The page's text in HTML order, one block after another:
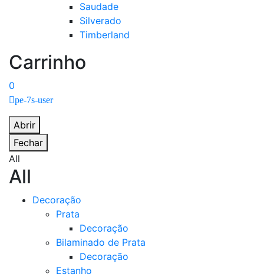
Saudade
Silverado
Timberland
Carrinho
0
pe-7s-user
Abrir
Fechar
All
All
Decoração
Prata
Decoração
Bilaminado de Prata
Decoração
Estanho